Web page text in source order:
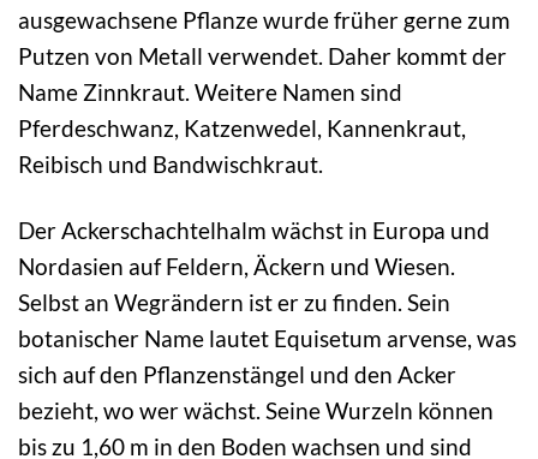
ausgewachsene Pflanze wurde früher gerne zum
Putzen von Metall verwendet. Daher kommt der
Name Zinnkraut. Weitere Namen sind
Pferdeschwanz, Katzenwedel, Kannenkraut,
Reibisch und Bandwischkraut.
Der Ackerschachtelhalm wächst in Europa und
Nordasien auf Feldern, Äckern und Wiesen.
Selbst an Wegrändern ist er zu finden. Sein
botanischer Name lautet Equisetum arvense, was
sich auf den Pflanzenstängel und den Acker
bezieht, wo wer wächst. Seine Wurzeln können
bis zu 1,60 m in den Boden wachsen und sind